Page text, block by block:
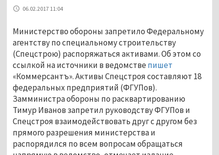
06.02.2017 11:04
Министерство обороны запретило Федеральному
агентству по специальному строительству
(Спецстрою) распоряжаться активами. Об этом со
ссылкой на источники в ведомстве пишет
«Коммерсантъ». Активы Спецстроя составляют 18
федеральных предприятий (ФГУПов).
Замминистра обороны по расквартированию
Тимур Иванов запретил руководству ФГУПов и
Спецстроя взаимодействовать друг с другом без
прямого разрешения министерства и
распорядился по всем вопросам обращаться